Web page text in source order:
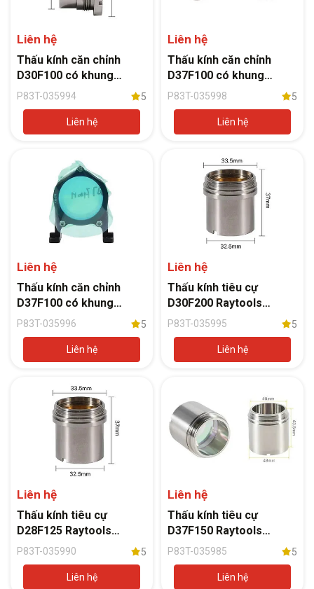
Liên hệ
Thấu kính căn chỉnh
D30F100 có khung
(120AG0600A) đầu cắt
Raytools BM111
P83T-035994 5
Liên hệ
Liên hệ
Thấu kính căn chỉnh
D37F100 có khung
(120AU4700A) đầu cắt
Raytools BM115
P83T-035998 5
Liên hệ
Liên hệ
Thấu kính căn chỉnh
D37F100 có khung
(120BT0300Z) đầu cắt
Raytools BS06K
P83T-035996 5
Liên hệ
Liên hệ
Thấu kính tiêu cự
D30F200 Raytools
BM111
P83T-035995 5
Liên hệ
Liên hệ
Thấu kính tiêu cự
D28F125 Raytools
BM109
P83T-035990 5
Liên hệ
Liên hệ
Thấu kính tiêu cự
D37F150 Raytools
BM114S
P83T-035985 5
Liên hệ